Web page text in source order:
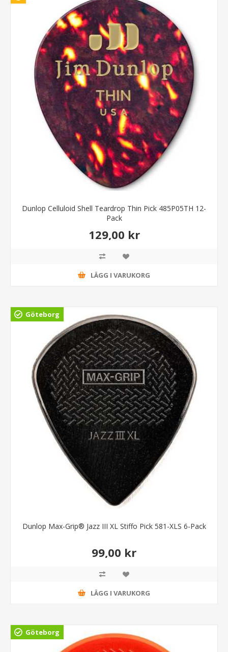
Dunlop Celluloid Shell Teardrop Thin Pick 485P05TH 12-
Pack
129,00 kr
LÄGG I VARUKORG
Göteborg
Dunlop Max-Grip® Jazz III XL Stiffo Pick 581-XLS 6-Pack
99,00 kr
LÄGG I VARUKORG
Göteborg